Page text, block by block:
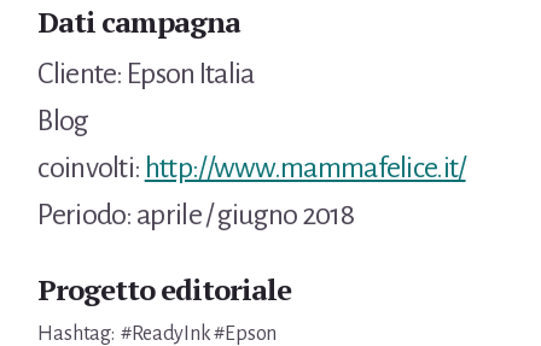
Dati campagna
Cliente: Epson Italia
Blog
coinvolti: http://www.mammafelice.it/
Periodo: aprile / giugno 2018
Progetto editoriale
Hashtag:#ReadyInk #Epson